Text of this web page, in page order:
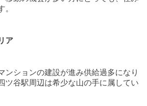
。
ア
ンションの建設が進み供給過多になり
ツ谷駅周辺は希少な山の手に属してい